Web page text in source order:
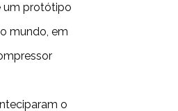
um protótipo
mundo, em
o